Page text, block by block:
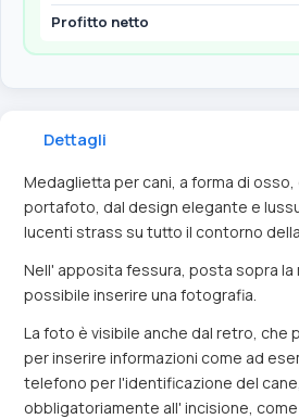
Profitto netto
Dettagli
Medaglietta per cani, a forma di
portafoto, dal design elegante e
lucenti strass su tutto il contorno
Nell' apposita fessura, posta sopra la
possibile inserire una fotografia.
La foto è visibile anche dal retro, che
per inserire informazioni come ad
telefono per l'identificazione del
obbligatoriamente all' incisione,